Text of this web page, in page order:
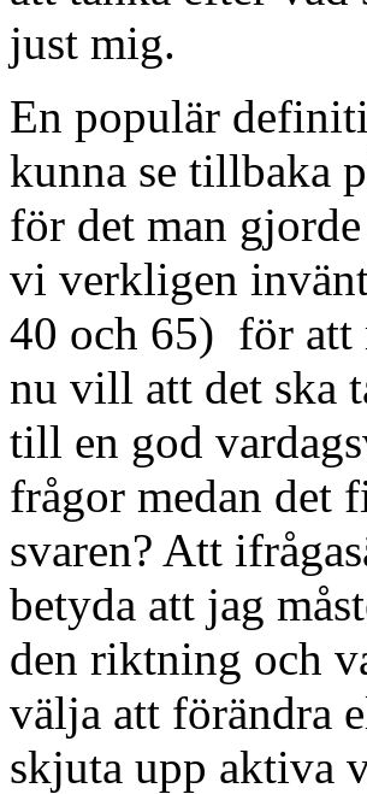
just mig.
En populär
kunna se tillbaka
för det man
vi verkligen
40 och 65) för att
nu vill att det ska
till en god
frågor medan det
svaren? Att
betyda att jag
den riktning och
välja att förändra
skjuta upp aktiva